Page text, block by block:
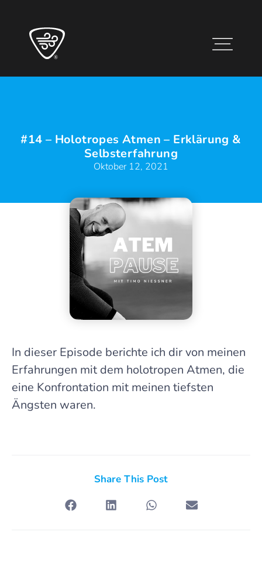
#14 – Holotropes Atmen – Erklärung &
Selbsterfahrung
Oktober 12, 2021
In dieser Episode berichte ich dir von meinen
Erfahrungen mit dem holotropen Atmen, die
eine Konfrontation mit meinen tiefsten
Ängsten waren.
Share This Post